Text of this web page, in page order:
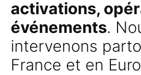
activations,
événements.
intervenons
France et en